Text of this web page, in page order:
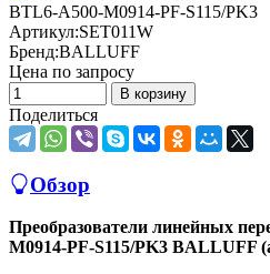
BTL6-A500-M0914-PF-S115/PK3
Артикул:SET011W
Бренд:BALLUFF
Цена по запросу
В корзину
Поделиться
Обзор
Преобразователи линейных
M0914-PF-S115/PK3 BALLUFF